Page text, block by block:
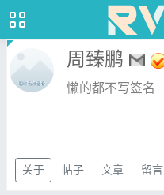
周臻鹏
懒的都不写签名
关于 帖子 文章 留言